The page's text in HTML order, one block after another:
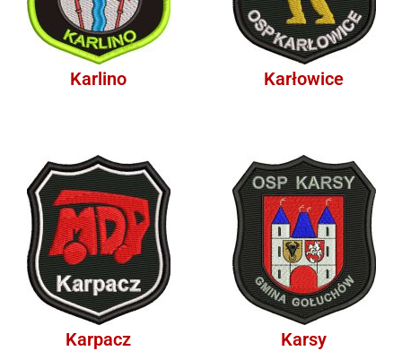
Karlino Karłowice
Karpacz Karsy